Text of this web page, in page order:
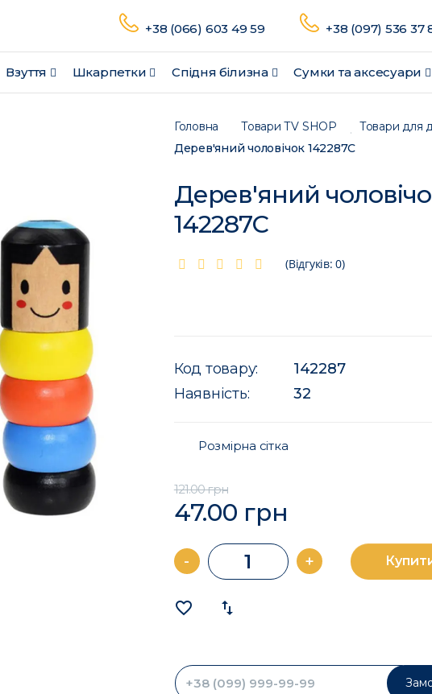
Взуття Шкарпетки Спідня білизна Сумки та аксесуари
+38 (066) 603 49 59 +38 (097) 536 37
Головна Товари ТV SHOP
Товари для
Дерев'яний чоловічок 142287C
Дерев'яний
142287C
(Відгуків: 0)
Код товару:
142287
Наявність:
32
Розмірна сітка
121.00 грн
47.00 грн
- +
favorite_border import_export